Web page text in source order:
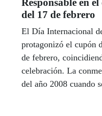
del 17 de febrero
El Día Internacional
protagonizó el cupón
de febrero,
celebración. La
del año 2008 cuando